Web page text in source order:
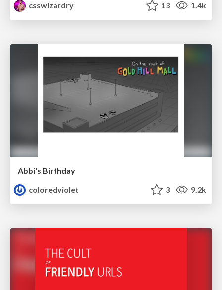
csswizardry
13 1.4k
Abbi's Birthday
coloredviolet
3 9.2k